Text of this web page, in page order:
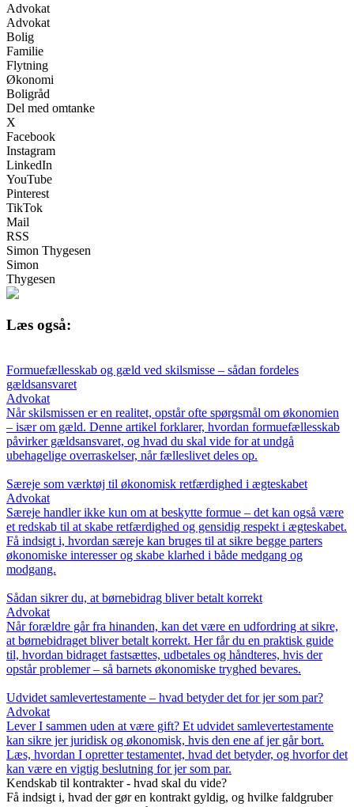
Advokat
Advokat
Bolig
Familie
Flytning
Økonomi
Boligråd
Del med omtanke
X
Facebook
Instagram
LinkedIn
YouTube
Pinterest
TikTok
Mail
RSS
Simon Thygesen
Simon
Thygesen
Læs også:
Formuefællesskab og gæld ved skilsmisse – sådan fordeles
gældsansvaret
Advokat
Når skilsmissen er en realitet, opstår ofte spørgsmål om økonomien
– især om gæld. Denne artikel forklarer, hvordan formuefællesskab
påvirker gældsansvaret, og hvad du skal vide for at undgå
ubehagelige overraskelser, når fælleslivet deles op.
Særeje som værktøj til økonomisk retfærdighed i ægteskabet
Advokat
Særeje handler ikke kun om at beskytte formue – det kan også være
et redskab til at skabe retfærdighed og gensidig respekt i ægteskabet.
Få indsigt i, hvordan særeje kan bruges til at sikre begge parters
økonomiske interesser og skabe klarhed i både medgang og
modgang.
Sådan sikrer du, at børnebidrag bliver betalt korrekt
Advokat
Når forældre går fra hinanden, kan det være en udfordring at sikre,
at børnebidraget bliver betalt korrekt. Her får du en praktisk guide
til, hvordan bidraget fastsættes, udbetales og håndteres, hvis der
opstår problemer – så barnets økonomiske tryghed bevares.
Udvidet samlevertestamente – hvad betyder det for jer som par?
Advokat
Lever I sammen uden at være gift? Et udvidet samlevertestamente
kan sikre jer juridisk og økonomisk, hvis den ene af jer går bort.
Læs, hvordan I opretter testamentet, hvad det betyder, og hvorfor det
kan være en vigtig beslutning for jer som par.
Kendskab til kontrakter - hvad skal du vide?
Få indsigt i, hvad der gør en kontrakt gyldig, og hvilke faldgruber